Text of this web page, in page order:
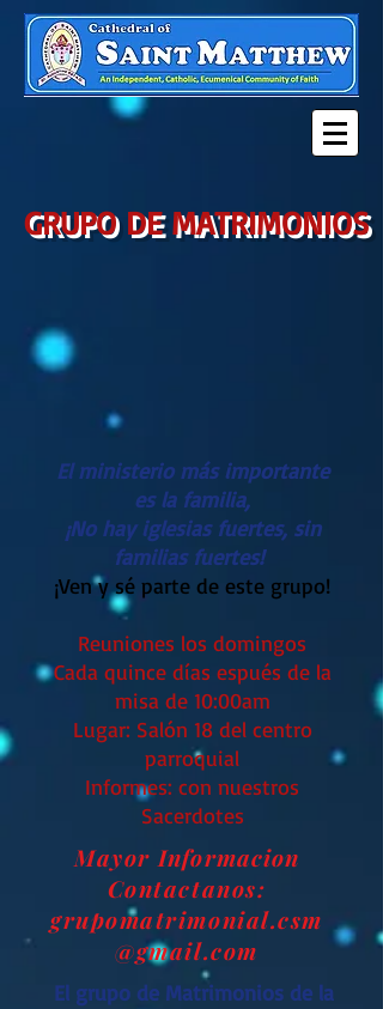
GRUPO DE MATRIMONIOS
El ministerio más importante
es la familia,
¡No hay iglesias fuertes, sin
familias fuertes!
¡Ven y sé parte de este grupo!
Reuniones los domingos
Cada quince días espués de la
misa de 10:00am
Lugar: Salón 18 del centro
parroquial
Informes: con nuestros
Sacerdotes
Mayor Informacion
Contactanos:
grupomatrimonial.csm
@gmail.com
El grupo de Matrimonios de la